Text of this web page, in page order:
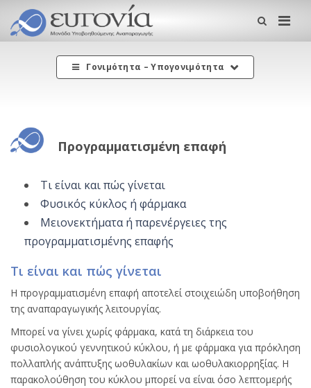
Γονιμότητα – Υπογονιμότητα
Προγραμματισμένη επαφή
Τι είναι και πώς γίνεται
Φυσικός κύκλος ή φάρμακα
Μειονεκτήματα ή παρενέργειες της
προγραμματισμένης επαφής
Τι είναι και πώς γίνεται
Η προγραμματισμένη επαφή αποτελεί στοιχειώδη υποβοήθηση
της αναπαραγωγικής λειτουργίας.
Μπορεί να γίνει χωρίς φάρμακα, κατά τη διάρκεια του
φυσιολογικού γεννητικού κύκλου, ή με φάρμακα για πρόκληση
πολλαπλής ανάπτυξης ωοθυλακίων και ωοθυλακιορρηξίας. Η
παρακολούθηση του κύκλου μπορεί να είναι όσο λεπτομερής